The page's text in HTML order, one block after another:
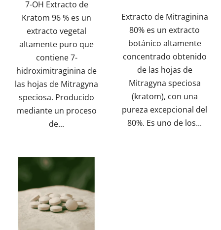
sobre
5
estrellas.
7-OH Extracto de
Kratom 96 % es un
extracto vegetal
altamente puro que
contiene 7-
hidroximitraginina de
las hojas de Mitragyna
speciosa. Producido
mediante un proceso
de...
5
estrellas.
Extracto de Mitraginina
80% es un extracto
botánico altamente
concentrado obtenido
de las hojas de
Mitragyna speciosa
(kratom), con una
pureza excepcional del
80%. Es uno de los...